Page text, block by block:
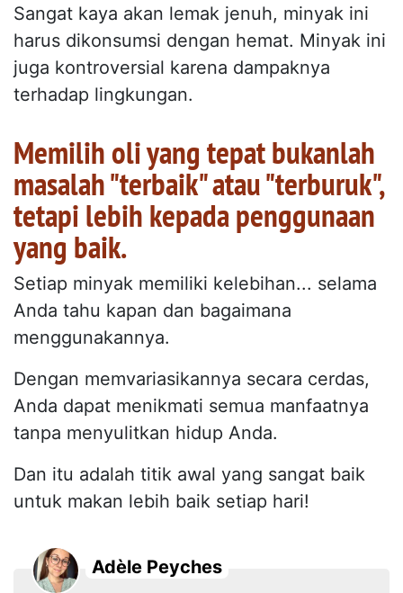
Sangat kaya akan lemak jenuh, minyak ini
harus dikonsumsi dengan hemat. Minyak ini
juga kontroversial karena dampaknya
terhadap lingkungan.
Memilih oli yang tepat bukanlah
masalah "terbaik" atau "terburuk",
tetapi lebih kepada penggunaan
yang baik.
Setiap minyak memiliki kelebihan... selama
Anda tahu kapan dan bagaimana
menggunakannya.
Dengan memvariasikannya secara cerdas,
Anda dapat menikmati semua manfaatnya
tanpa menyulitkan hidup Anda.
Dan itu adalah titik awal yang sangat baik
untuk makan lebih baik setiap hari!
Adèle Peyches